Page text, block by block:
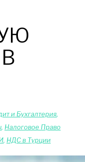
и Бухгалтерия
Налоговое Право
НДС в Турции